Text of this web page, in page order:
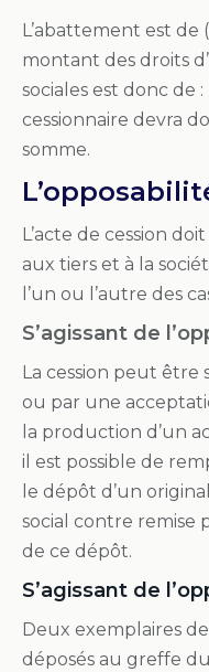
L’abattement est de
montant des droits
sociales est donc de :
cessionnaire devra
somme.
L’acte de cession
aux tiers et à la
l’un ou l’autre des
S’agissant de
La cession peut être
ou par une
la production d’un
il est possible de
le dépôt d’un
social contre remise
de ce dépôt.
S’agissant de
Deux exemplaires
déposés au greffe